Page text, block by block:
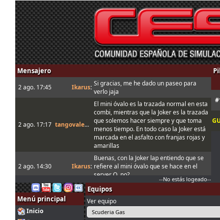
Mensajero
2 ago. 17:45 Ikarus: Si gracias, me he dado un paseo para
verlo jaja
2 ago. 17:17 tangovalens
El mini óvalo es la trazada normal en esta
combi, mientras que la Joker es la trazada
que solemos hacer siempre y que toma
menos tiempo. En todo caso la Joker está
marcada en el asfalto con franjas rojas y
amarillas
2 ago. 14:30 Ikarus:
Buenas, con la Joker lap entiendo que se
refiere al mini óvalo que se hace en el
server Q, no?
1 ago. 18:19
menjacocs:
1 ago. 7:07
tangovalens :"A fondo o a casa"
31 jul. 14:13
johneysvk
Spambot in forum
--No estás logeado--
Menú principal
Inicio
Equipos
Ver equipo